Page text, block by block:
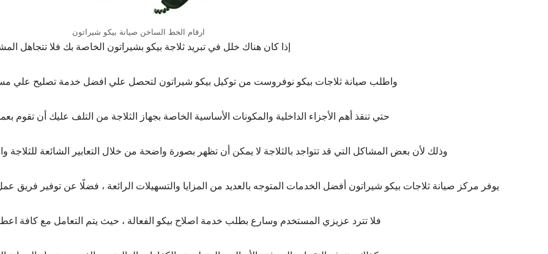
ارقام الخط الساخن صيانة بيكو شيراتون
إذا كان هناك خلل في تبريد ثلاجة بيكو بشيراتون الخاصة بك فلا تتجاهل
واطلب صيانة ثلاجات بيكو نوفروست من توكيل بيكو شيراتون لتحصل علي افضل خدمة تصليح علي
حتي تنقذ أهم الأجزاء الداخلية والمكونات الأساسية الخاصة بجهاز الثلاجة من التلف عليك أن تقوم
وذلك لأن بعض المشاكل التي قد تتواجد بالثلاجة لا يمكن أن تظهر بصورة واضحة من خلال التعابير الشائعة للثلاجة
يوفر مركز صيانة ثلاجات بيكو شيراتون أفضل الخدمات المتوجه بالعديد من المزايا والتسهيلات الرائعة ، فضلًا عن توفير
فلا تترد عزيزي المستخدم وسارع بطلب خدمة اصلاح بيكو الفعالة ، حيث يتم التعامل مع كافة